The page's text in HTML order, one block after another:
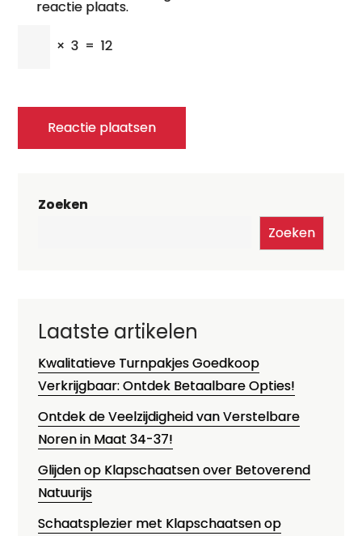
reactie plaats.
× 3 = 12
Zoeken
Zoeken
Laatste artikelen
Kwalitatieve Turnpakjes Goedkoop
Verkrijgbaar: Ontdek Betaalbare Opties!
Ontdek de Veelzijdigheid van Verstelbare
Noren in Maat 34-37!
Glijden op Klapschaatsen over Betoverend
Natuurijs
Schaatsplezier met Klapschaatsen op